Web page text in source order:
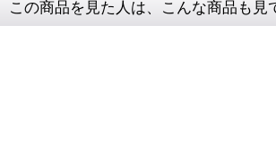
この商品を見た人は、こんな商品も見